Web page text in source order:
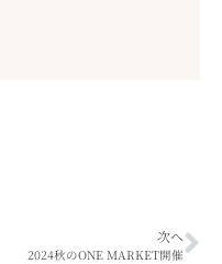
次へ
2024秋のONE MARKET開催